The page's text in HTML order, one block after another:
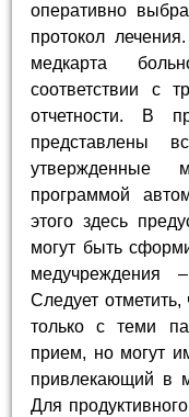
оперативно
протокол
медкарта
соответствии с
отчетности. В
представлены
утвержденные
программой
этого здесь
могут быть
медучреждения
Следует
только с теми
прием, но могут
привлекающий в
Для